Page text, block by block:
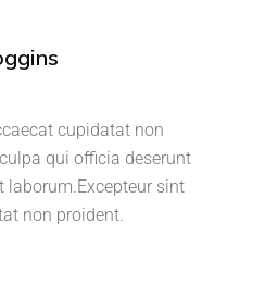
cupidatat non
qui officia deserunt
laborum.Excepteur sint
non proident.